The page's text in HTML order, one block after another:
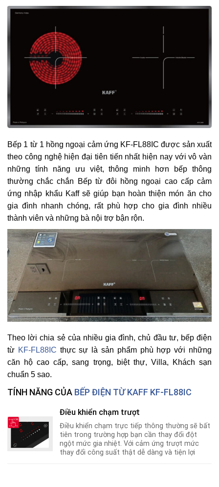
Bếp 1 từ 1 hồng ngoại cảm ứng KF-FL88IC được sản xuất
theo công nghệ hiện đại tiên tiến nhất hiện nay với vô vàn
những tính năng ưu việt, thông minh hơn bếp thông
thường chắc chắn Bếp từ đôi hồng ngoại cao cấp cảm
ứng nhập khẩu Kaffsẽ giúp bạn hoàn thiện món ăn cho
gia đình nhanh chóng, rất phù hợp cho gia đình nhiều
thành viên và những bà nội trợ bận rộn.
Theo lời chia sẻ của nhiều gia đình, chủ đầu tư, bếp điện
từ KF-FL88IC thực sự là sản phẩm phù hợp với những
căn hộ cao cấp, sang trọng, biệt thự, Villa, Khách sạn
chuẩn 5 sao.
TÍNH NĂNG CỦA BẾP ĐIỆN TỪ KAFF KF-FL88IC
Điều khiển chạm trượt
Điều khiển chạm trực tiếp thông thường sẽ bất
tiên trong trường hợp bạn cần thay đổi đột
ngột mức gia nhiệt. Với cảm ứng trượt mức
thay đổi công suất thật dễ dàng và tiện lợi